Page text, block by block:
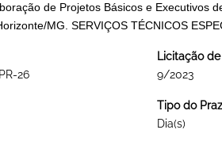
de Projetos Básicos e Executivos
MG. SERVIÇOS TÉCNICOS
26
Licitação
9/2023
Tipo do
Dia(s)